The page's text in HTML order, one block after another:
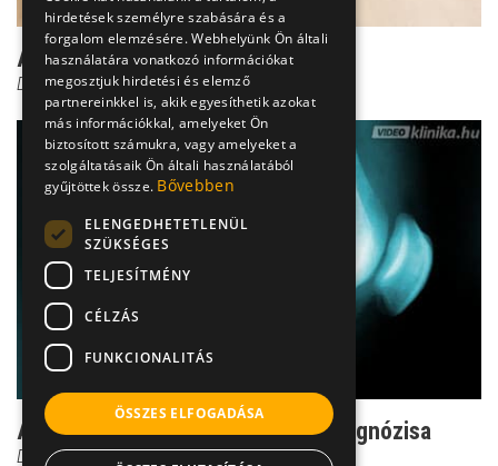
A porcfelszín-sérülés kezelése
Dr. Pantó Tamás
A térd porcfelszín-sérülésének diagnózisa
Dr. Pantó Tamás
hirdetések személyre szabására és a
forgalom elemzésére. Webhelyünk Ön általi
használatára vonatkozó információkat
megosztjuk hirdetési és elemző
partnereinkkel is, akik egyesíthetik azokat
más információkkal, amelyeket Ön
biztosított számukra, vagy amelyeket a
szolgáltatásaik Ön általi használatából
gyűjtöttek össze. Bővebben
ELENGEDHETETLENÜL
SZÜKSÉGES
TELJESÍTMÉNY
CÉLZÁS
FUNKCIONALITÁS
ÖSSZES ELFOGADÁSA